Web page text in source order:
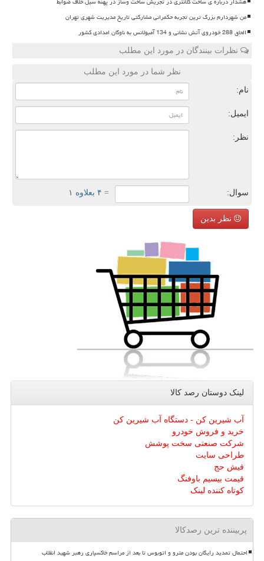
من شهردارم بزرگ ترین تجربه حکمرانی مشارکتی تاریخ مدیریت شهری تهران
الحاق 288 خودروی آتش نشانی و 134 آمبولانس به ناوگان امدادی کشور
نظرات بینندگان در مورد این مطلب
نظر شما در مورد این مطلب
نام:
ایمیل:
نظر:
سوال: = ۴ بعلاوه ۱
نظر بدین
لینک دوستان رصد كالا
آب شیرین کن - دستگاه آب شیرین کن
خرید و فروش خودرو
شرکت صنعتی سخت پوشش
طراحی سایت
فیش حج
قیمت بیسیم باوفنگ
کوتاه کننده لینک
پربیننده ترین رصدکالا
احتمال تمدید رایگان بودن مترو و اتوبوس تا بعد از مراسم خاکسپاری رهبر شهید انقلاب